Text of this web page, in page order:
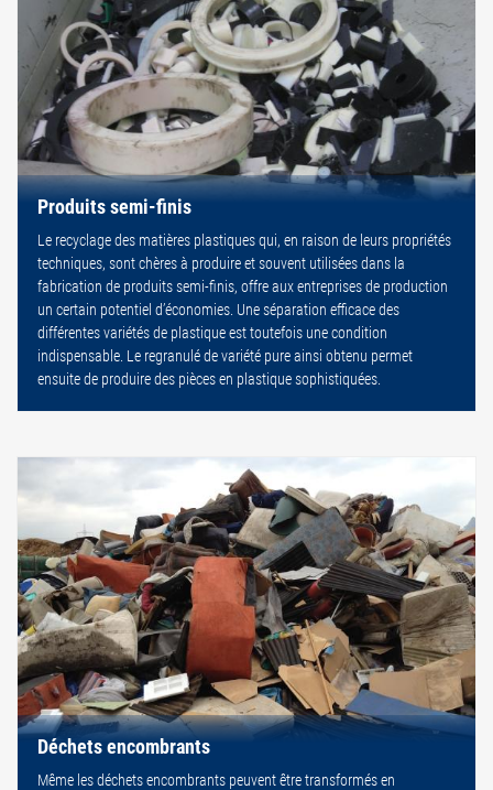
Produits semi-finis
Le recyclage des matières plastiques qui, en raison de leurs propriétés
techniques, sont chères à produire et souvent utilisées dans la
fabrication de produits semi-finis, offre aux entreprises de production
un certain potentiel d’économies. Une séparation efficace des
différentes variétés de plastique est toutefois une condition
indispensable. Le regranulé de variété pure ainsi obtenu permet
ensuite de produire des pièces en plastique sophistiquées.
Déchets encombrants
Même les déchets encombrants peuvent être transformés en